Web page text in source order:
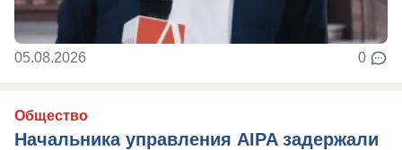
05.08.2026 0
Общество
Начальника управления AIPA задержали